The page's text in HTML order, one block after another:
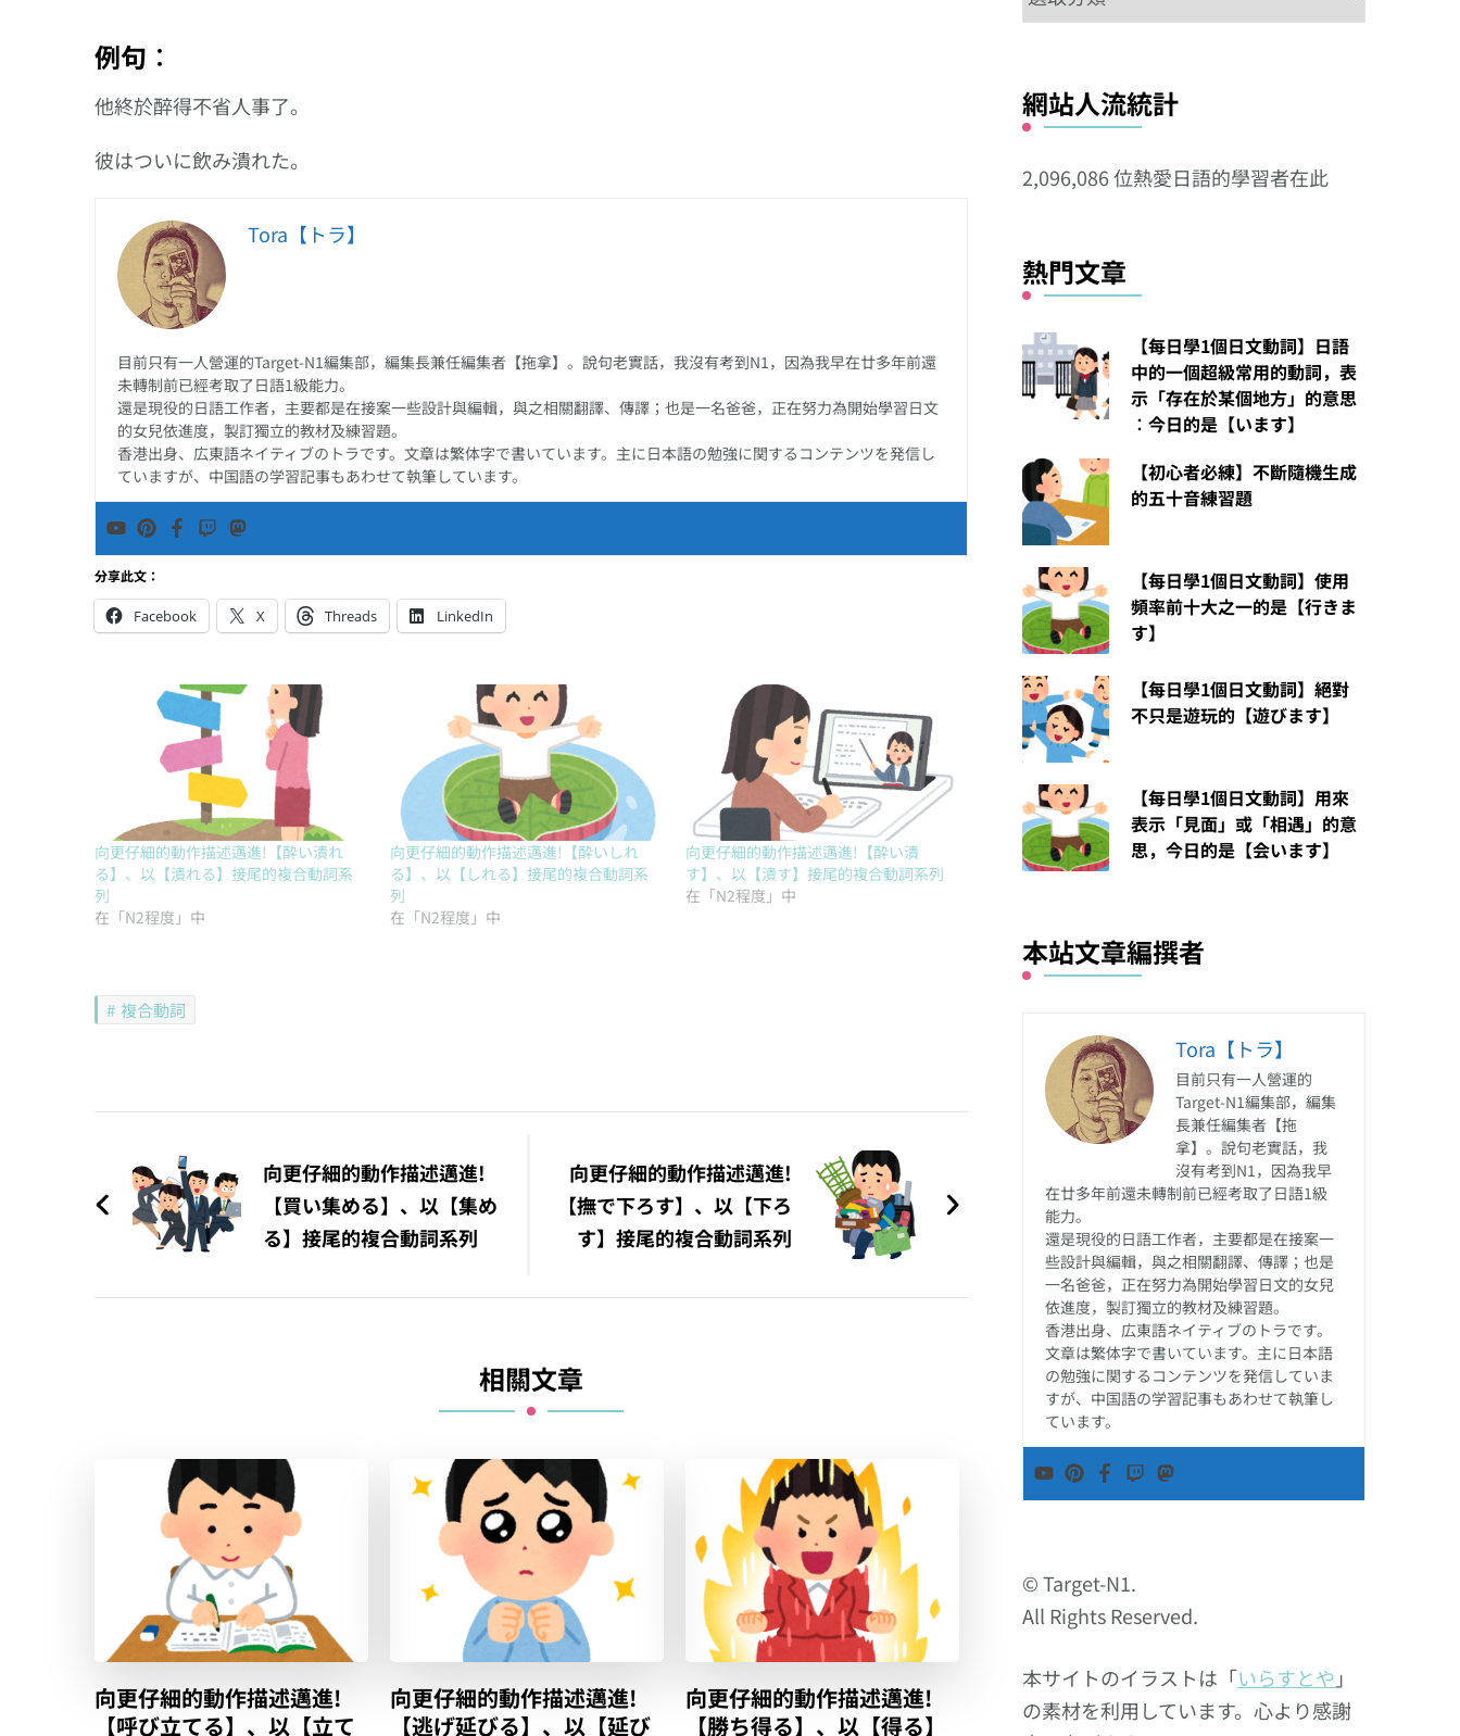
例句︰
他終於醉得不省人事了。
彼はついに飲み潰れた。
Tora【トラ】
目前只有一人營運的Target-N1編集部，編集長兼任編集者【拖拿】。說句老實話，我沒有考到N1，因為我早在廿多年前還
未轉制前已經考取了日語1級能力。
還是現役的日語工作者，主要都是在接案一些設計與編輯，與之相關翻譯、傳譯；也是一名爸爸，正在努力為開始學習日文
的女兒依進度，製訂獨立的教材及練習題。
香港出身、広東語ネイティブのトラです。文章は繁体字で書いています。主に日本語の勉強に関するコンテンツを発信し
ていますが、中国語の学習記事もあわせて執筆しています。
分享此文：
Facebook X Threads LinkedIn
向更仔細的動作描述邁進!【酔い潰れ
る】、以【潰れる】接尾的複合動詞系
列
在「N2程度」中
向更仔細的動作描述邁進!【酔いしれ
る】、以【しれる】接尾的複合動詞系
列
在「N2程度」中
向更仔細的動作描述邁進!【酔い潰
す】、以【潰す】接尾的複合動詞系列
在「N2程度」中
複合動詞
章
導
向更仔細的動作描述邁進!
【買い集める】、以【集め
る】接尾的複合動詞系列
向更仔細的動作描述邁進!
【撫で下ろす】、以【下ろ
す】接尾的複合動詞系列
相關文章
向更仔細的動作描述邁進!
【呼び立てる】、以【立て
向更仔細的動作描述邁進!
【逃げ延びる】、以【延び
向更仔細的動作描述邁進!
【勝ち得る】、以【得る】
這
其
分
網站人流統計
2,096,086 位熱愛日語的學習者在此
熱門文章
【每日學1個日文動詞】日語
中的一個超級常用的動詞，表
示「存在於某個地方」的意思
︰今日的是【います】
【初心者必練】不斷隨機生成
的五十音練習題
【每日學1個日文動詞】使用
頻率前十大之一的是【行きま
す】
【每日學1個日文動詞】絕對
不只是遊玩的【遊びます】
【每日學1個日文動詞】用來
表示「見面」或「相遇」的意
思，今日的是【会います】
本站文章編撰者
Tora【トラ】
目前只有一人營運的
Target-N1編集部，編集
長兼任編集者【拖
拿】。說句老實話，我
沒有考到N1，因為我早
在廿多年前還未轉制前已經考取了日語1級
能力。
還是現役的日語工作者，主要都是在接案一
些設計與編輯，與之相關翻譯、傳譯；也是
一名爸爸，正在努力為開始學習日文的女兒
依進度，製訂獨立的教材及練習題。
香港出身、広東語ネイティブのトラです。
文章は繁体字で書いています。主に日本語
の勉強に関するコンテンツを発信していま
すが、中国語の学習記事もあわせて執筆し
ています。
© Target-N1.
All Rights Reserved.
本サイトのイラストは「いらすとや 」
の素材を利用しています。心より感謝